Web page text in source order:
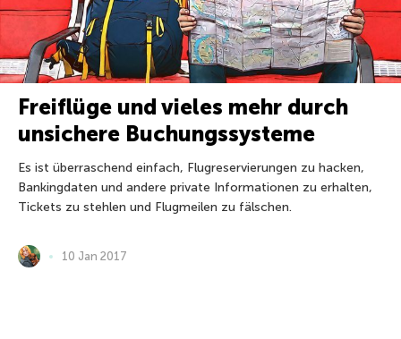
Freiflüge und vieles mehr durch
unsichere Buchungssysteme
Es ist überraschend einfach, Flugreservierungen zu hacken,
Bankingdaten und andere private Informationen zu erhalten,
Tickets zu stehlen und Flugmeilen zu fälschen.
10 Jan 2017